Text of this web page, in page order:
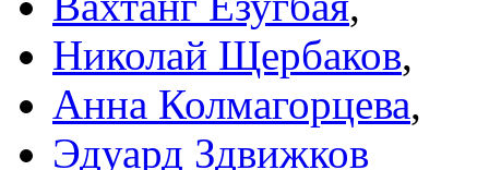
Николай Щербаков,
Анна Колмагорцева,
Эдуард Здвижков